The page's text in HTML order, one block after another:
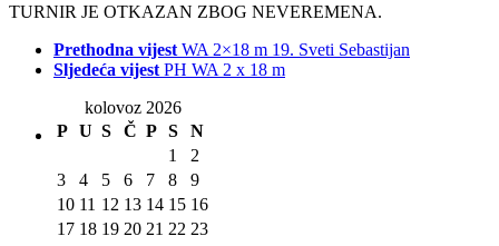
TURNIR JE OTKAZAN ZBOG NEVEREMENA.
Prethodna vijest WA 2×18 m 19. Sveti Sebastijan
Sljedeća vijest PH WA 2 x 18 m
kolovoz 2026
P U S Č P S
N
1
2
3
4 5 6 7 8
9
10 11 12 13 14 15 16
17 18 19 20 21 22 23